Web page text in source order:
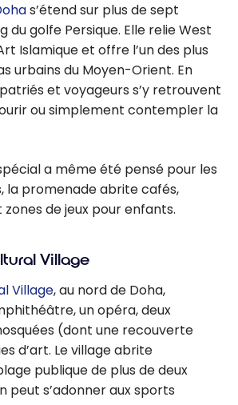
s’étend sur plus de sept
du golfe Persique. Elle relie West
Islamique et offre l’un des plus
urbains du Moyen-Orient. En
et voyageurs s’y retrouvent
ou simplement contempler la
a même été pensé pour les
la promenade abrite cafés,
de jeux pour enfants.
Village
Village, au nord de Doha,
un opéra, deux
(dont une recouverte
d’art. Le village abrite
publique de plus de deux
peut s’adonner aux sports